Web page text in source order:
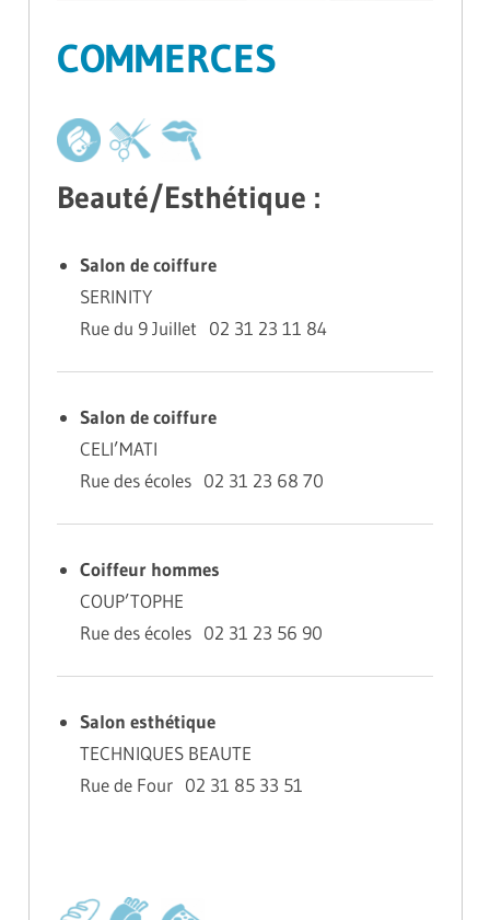
COMMERCES
Beauté/Esthétique :
Salon de coiffure
SERINITY
Rue du 9 Juillet 02 31 23 11 84
Salon de coiffure
CELI’MATI
Rue des écoles 02 31 23 68 70
Coiffeur hommes
COUP’TOPHE
Rue des écoles 02 31 23 56 90
Salon esthétique
TECHNIQUES BEAUTE
Rue de Four 02 31 85 33 51